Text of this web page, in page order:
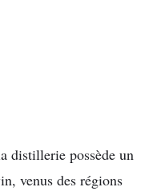
distillerie possède un
venus des régions